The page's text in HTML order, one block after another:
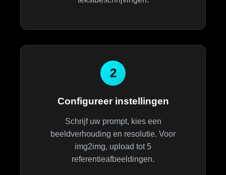
2
Configureer instellingen
Schrijf uw prompt, kies een
beeldverhouding en resolutie. Voor
img2img, upload tot 5
referentieafbeeldingen.